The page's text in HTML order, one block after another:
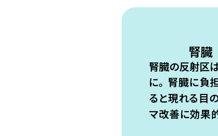
腎臓
腎臓の反射区
に。 腎臓に負
ると現れる目
マ改善に効果